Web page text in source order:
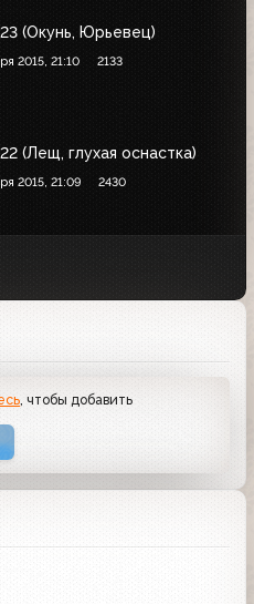
(Окунь, Юрьевец)
2015, 21:10 2133
(Лещ, глухая оснастка)
2015, 21:09 2430
, чтобы добавить